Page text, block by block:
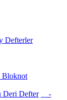
Defterler
Defter
-